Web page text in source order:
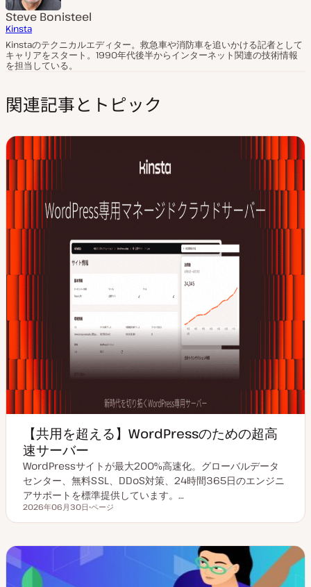
Steve Bonisteel
Kinsta
Kinstaのテクニカルエディター。救急車や消防車を追いかける記者として
キャリアをスタート。1990年代後半からインターネット関連の技術情報
を担当している。
関連記事とトピック
【共用を超える】WordPressのための超高
速サーバー
WordPressサイトが最大200%高速化。グローバルデータ
センター、無料SSL、DDoS対策、24時間365日のエンジニ
アサポートを標準提供しています。…
更新日
2026年06月30日
稿
ページ